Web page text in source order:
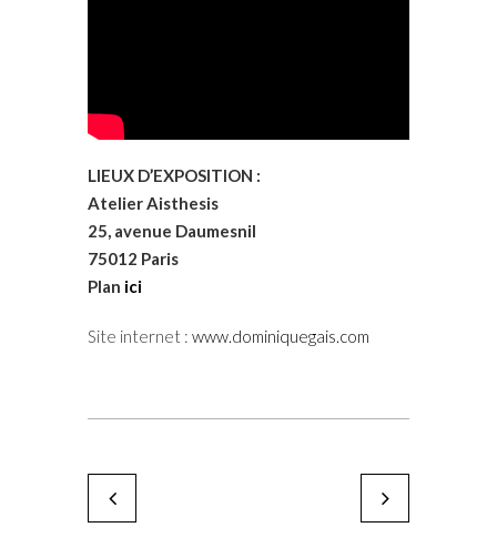
LIEUX D’EXPOSITION :
Atelier Aisthesis
25, avenue Daumesnil
75012 Paris
Plan ici
Site internet : www.dominiquegais.com
Gérard Escougnou
Christophe Faso